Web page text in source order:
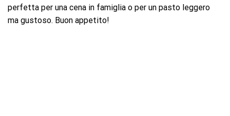
perfetta per una cena in famiglia o per un pasto leggero
ma gustoso. Buon appetito!